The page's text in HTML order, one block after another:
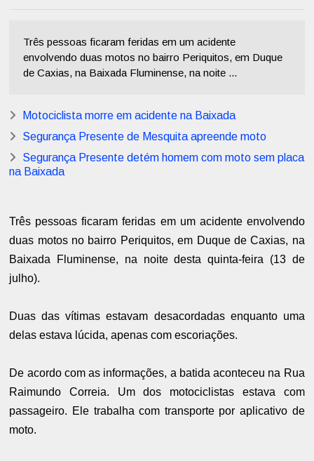
Três pessoas ficaram feridas em um acidente
envolvendo duas motos no bairro Periquitos, em Duque
de Caxias, na Baixada Fluminense, na noite ...
Motociclista morre em acidente na Baixada
Segurança Presente de Mesquita apreende moto
Segurança Presente detém homem com moto sem placa
na Baixada
Três pessoas ficaram feridas em um acidente envolvendo
duas motos no bairro Periquitos, em Duque de Caxias, na
Baixada Fluminense, na noite desta quinta-feira (13 de
julho).
Duas das vítimas estavam desacordadas enquanto uma
delas estava lúcida, apenas com escoriações.
De acordo com as informações, a batida aconteceu na Rua
Raimundo Correia. Um dos motociclistas estava com
passageiro. Ele trabalha com transporte por aplicativo de
moto.